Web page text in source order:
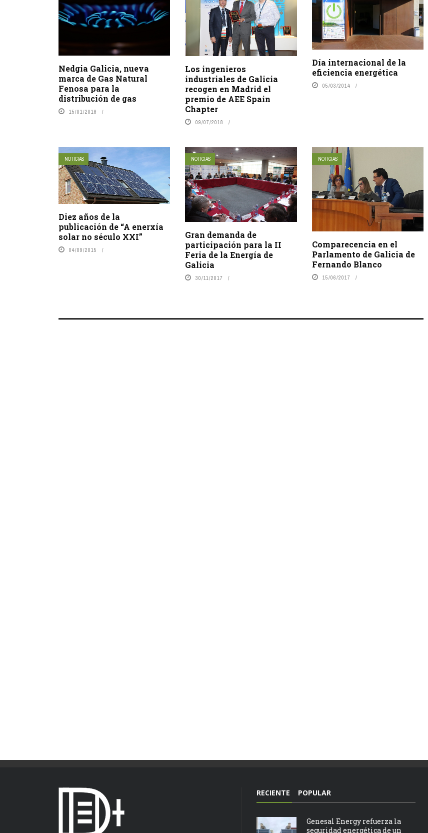
Nedgia Galicia, nueva
marca de Gas Natural
Fenosa para la
distribución de gas
15/01/2018
Los ingenieros
industriales de Galicia
recogen en Madrid el
premio de AEE Spain
Chapter
09/07/2018
Día internacional de la
eficiencia energética
05/03/2014
NOTICIAS
Diez años de la
publicación de “A enerxía
solar no século XXI”
04/09/2015
NOTICIAS
Gran demanda de
participación para la II
Feria de la Energía de
Galicia
30/11/2017
NOTICIAS
Comparecencia en el
Parlamento de Galicia de
Fernando Blanco
15/06/2017
RECIENTE POPULAR
Genesal Energy refuerza la
seguridad energética de un